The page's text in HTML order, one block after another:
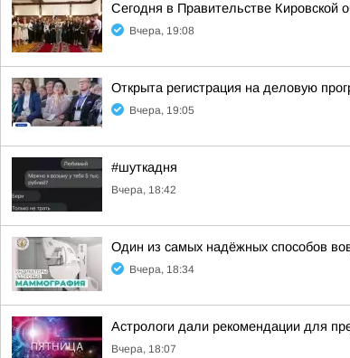
Сегодня в Правительстве Кировской
Вчера, 19:08
Открыта регистрация на деловую
Вчера, 19:05
#шуткадня
Вчера, 18:42
Один из самых надёжных способов
Вчера, 18:34
Астрологи дали рекомендации для
Вчера, 18:07